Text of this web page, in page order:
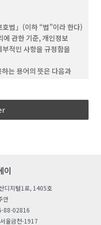
않고 회사가
하는 자를 말합니다.
서비스 이용을 위하여
숫자의 조합을
ID와 일치된 회원임을
용계약을 해약하는 것을
관련 법령에 위배되지
며, 변경된 약관은 본 조
력을 발생합니다.
법」(이하 “법”이라 한다)
관한 기준, 개인정보
적인 사항을 규정함을
는 용어의 뜻은 다음과
그 밖에 이와 유사한
목적으로 법
인 등을 말한다.
라 한다) 제2조에 따른
업, 인터넷 커뮤니티 등을
이
디지털1로, 1405호
안
88-02816
울금천-1917